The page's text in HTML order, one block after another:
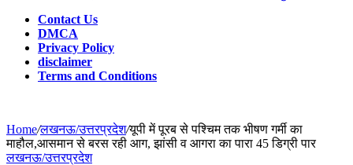
Contact Us
DMCA
Privacy Policy
disclaimer
Terms and Conditions
Home/लखनऊ/उत्तरप्रदेश/यूपी में पूरब से पश्चिम तक भीषण गर्मी का
माहौल,आसमान से बरस रही आग, झांसी व आगरा का पारा 45 डिग्री पार
लखनऊ/उत्तरप्रदेश